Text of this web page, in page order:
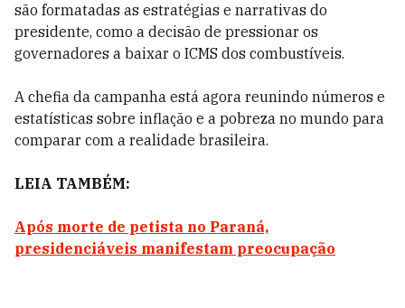
são formatadas as estratégias e narrativas do
presidente, como a decisão de pressionar os
governadores a baixar o ICMS dos combustíveis.
A chefia da campanha está agora reunindo números e
estatísticas sobre inflação e a pobreza no mundo para
comparar com a realidade brasileira.
LEIA TAMBÉM:
Após morte de petista no Paraná,
presidenciáveis manifestam preocupação